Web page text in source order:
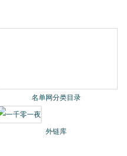
名单网分类目录